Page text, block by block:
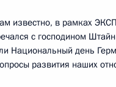
известно, в рамках
с господином
Национальный день
развития наших